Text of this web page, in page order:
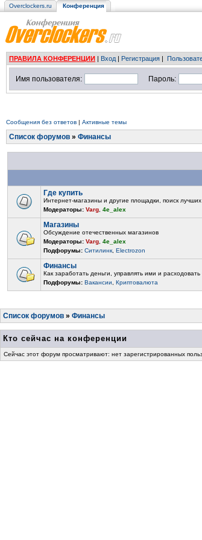
Overclockers.ru Конференция
ПРАВИЛА КОНФЕРЕНЦИИ | Вход | Регистрация |
Имя пользователя: Пароль:
Сообщения без ответов | Активные темы
Список форумов » Финансы
Где купить
Интернет-магазины и другие площадки, поиск
Модераторы: Varg 4e_alex
Магазины
Обсуждение отечественных магазинов
Модераторы: Varg 4e_alex
Подфорумы: Ситилинк Electrozon
Финансы
Как заработать деньги, управлять ими и расходовать
Подфорумы: Вакансии Криптовалюта
Список форумов » Финансы
Кто сейчас на конференции
Сейчас этот форум просматривают: нет зарегистрированных